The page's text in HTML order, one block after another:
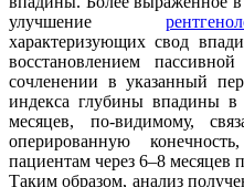
улучшение
характеризующих свод
восстановлением
сочленении в указанный
индекса глубины впадины
месяцев, по-видимому,
оперированную
пациентам через 6–8 месяцев
Таким образом, анализ